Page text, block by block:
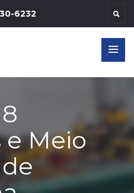
6232
e Meio